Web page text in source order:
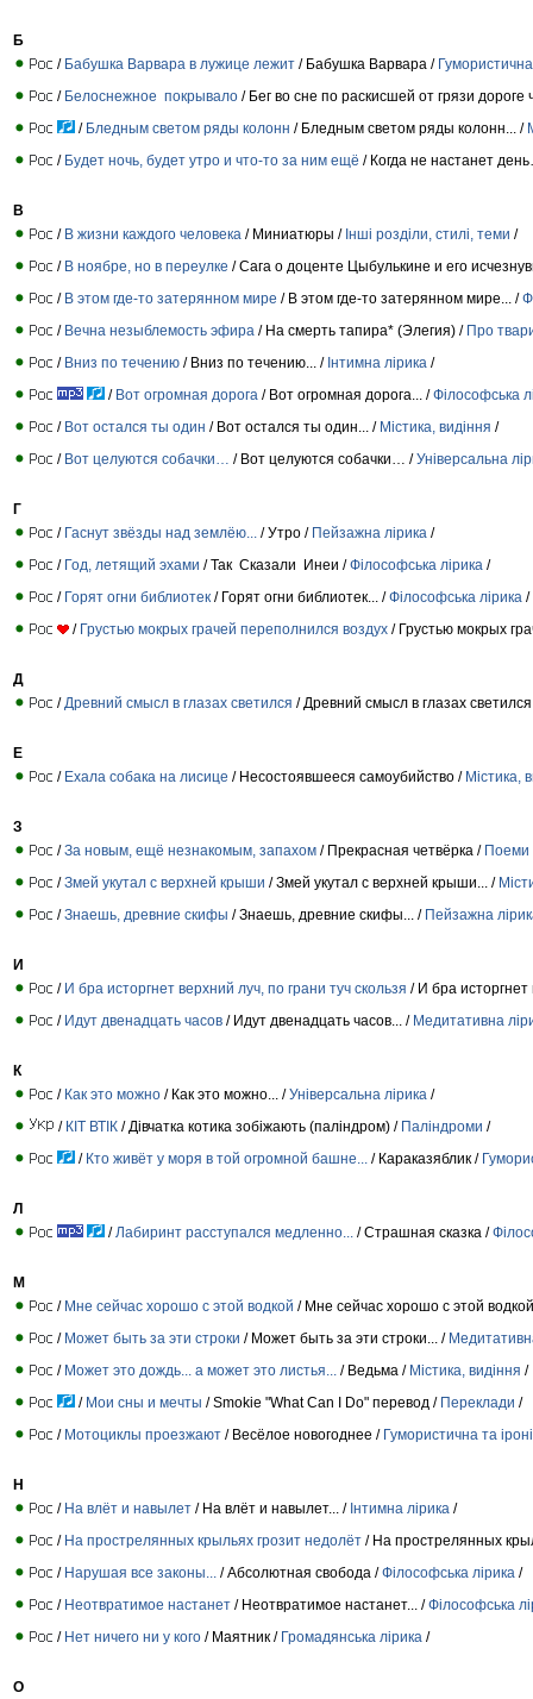
Б
/ Бабушка Варвара в лужице лежит / Бабушка Варвара / Гумористична
/ Белоснежное покрывало / Бег во сне по раскисшей от грязи
/ Бледным светом ряды колонн / Бледным светом ряды колонн... /
/ Будет ночь, будет утро и что-то за ним ещё / Когда не настанет
В
/ В жизни каждого человека / Миниатюры / Інші розділи, стилі, теми /
/ В ноябре, но в переулке / Сага о доценте Цыбулькине и его
/ В этом где-то затерянном мире / В этом где-то затерянном мире... /
/ Вечна незыблемость эфира / На смерть тапира* (Элегия) / Про
/ Вниз по течению / Вниз по течению... / Інтимна лірика /
/ Вот огромная дорога / Вот огромная дорога... /Філософська
/ Вот остался ты один / Вот остался ты один... / Містика, видіння /
/ Вот целуются собачки… / Вот целуются собачки… /Універсальна
Г
/ Гаснут звёзды над землёю... / Утро / Пейзажна лірика /
/ Год, летящий эхами / Так Сказали Инеи /Філософська лірика /
/ Горят огни библиотек / Горят огни библиотек... /Філософська лірика /
/ Грустью мокрых грачей переполнился воздух / Грустью мокрых
Д
/ Древний смысл в глазах светился / Древний смысл в глазах
Е
/ Ехала собака на лисице / Несостоявшееся самоубийство / Містика,
З
/За новым, ещё незнакомым, запахом / Прекрасная четвёрка / Поеми
/Змей укутал с верхней крыши / Змей укутал с верхней крыши... /
/Знаешь, древние скифы / Знаешь, древние скифы... / Пейзажна
И
/ И бра исторгнет верхний луч, по грани туч скользя / И бра исторгнет
/ Идут двенадцать часов / Идут двенадцать часов... / Медитативна
К
/ Как это можно / Как это можно... /Універсальна лірика /
/ КІТ ВТІК / Дівчатка котика зобіжають (паліндром) / Паліндроми /
/ Кто живёт у моря в той огромной башне... / Караказяблик /
Л
/ Лабиринт расступался медленно... / Страшная сказка /
М
/ Мне сейчас хорошо с этой водкой / Мне сейчас хорошо с этой
/ Может быть за эти строки / Может быть за эти строки... /
/ Может это дождь... а может это листья... / Ведьма / Містика, видіння /
/ Мои сны и мечты / Smokie "What Can I Do" перевод / Переклади /
/ Мотоциклы проезжают / Весёлое новогоднее / Гумористична та
Н
/ На влёт и навылет / На влёт и навылет... / Інтимна лірика /
/ На прострелянных крыльях грозит недолёт / На прострелянных
/ Нарушая все законы... / Абсолютная свобода /Філософська лірика /
/ Неотвратимое настанет / Неотвратимое настанет... /Філософська
/ Нет ничего ни у кого / Маятник / Громадянська лірика /
О